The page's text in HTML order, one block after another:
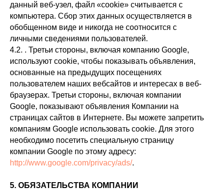
данный веб-узел, файл «cookie» считывается с
компьютера. Сбор этих данных осуществляется в
обобщенном виде и никогда не соотносится с
личными сведениями пользователей.
4.2. . Третьи стороны, включая компанию Google,
используют cookie, чтобы показывать объявления,
основанные на предыдущих посещениях
пользователем наших вебсайтов и интересах в веб-
браузерах. Третьи стороны, включая компании
Google, показывают объявления Компании на
страницах сайтов в Интернете. Вы можете запретить
компаниям Google использовать cookie. Для этого
необходимо посетить специальную страницу
компании Google по этому адресу:
http://www.google.com/privacy/ads/.
5. ОБЯЗАТЕЛЬСТВА КОМПАНИИ